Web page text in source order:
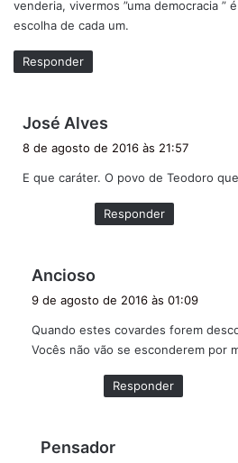
e
:
venderia, vivermos ”uma democracia ”
escolha de cada um.
Responder
José Alves
s
e
:
8 de agosto de 2016 às 21:57
E que caráter. O povo de Teodoro
Responder
Ancioso
s
e
9 de agosto de 2016 às 01:09
Quando estes covardes forem
Vocês não vão se esconderem por
Responder
Pensador